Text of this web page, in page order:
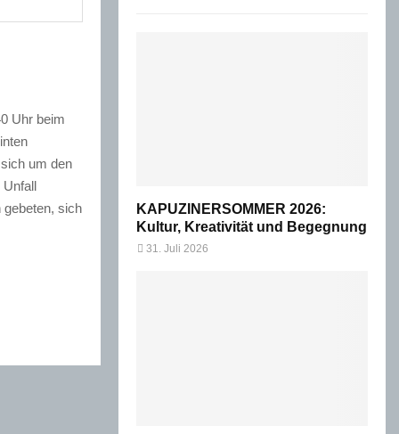
Uhr beim
um den
Unfall
gebeten, sich
KAPUZINERSOMMER 2026:
Kultur, Kreativität und Begegnung
31. Juli 2026